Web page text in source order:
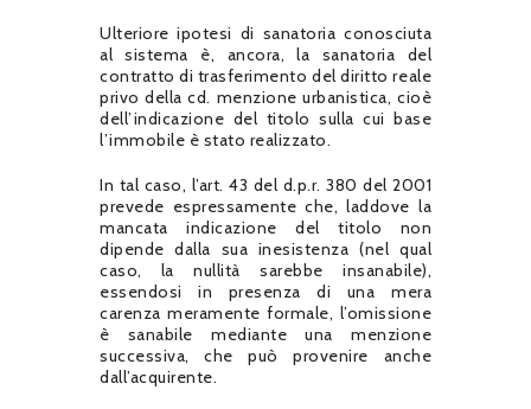
Ulteriore ipotesi di sanatoria conosciuta
al sistema è, ancora, la sanatoria del
contratto di trasferimento del diritto reale
privo della cd. menzione urbanistica, cioè
dell’indicazione del titolo sulla cui base
l’immobile è stato realizzato.
In tal caso, l’art. 43 del d.p.r. 380 del 2001
prevede espressamente che, laddove la
mancata indicazione del titolo non
dipende dalla sua inesistenza (nel qual
caso, la nullità sarebbe insanabile),
essendosi in presenza di una mera
carenza meramente formale, l’omissione
è sanabile mediante una menzione
successiva, che può provenire anche
dall’acquirente.